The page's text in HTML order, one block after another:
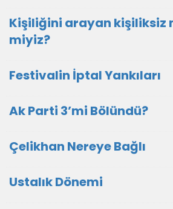
Kişiliğini arayan kişiliksiz
miyiz?
Festivalin İptal Yankıları
Ak Parti 3’mi Bölündü?
Çelikhan Nereye Bağlı
Ustalık Dönemi